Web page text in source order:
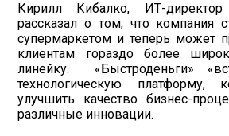
Кирилл Кибалко, ИТ-директор
рассказал о том, что компания
супермаркетом и теперь может
клиентам гораздо более
линейку. «Быстроденьги»
технологическую платформу,
улучшить качество бизнес-
различные инновации.